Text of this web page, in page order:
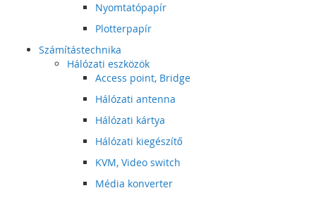
Nyomtatópapír
Plotterpapír
Számítástechnika
Hálózati eszközök
Access point, Bridge
Hálózati antenna
Hálózati kártya
Hálózati kiegészítő
KVM, Video switch
Média konverter